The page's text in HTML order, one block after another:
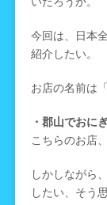
今回は、日本
紹介したい。
お店の名前は
・郡山でおに
こちらのお店
しかしながら
したい、そう